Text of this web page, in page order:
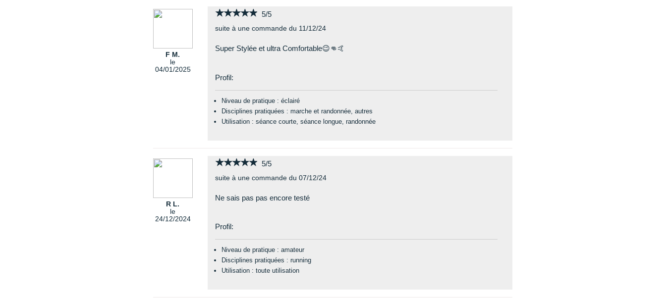
F M.
le
04/01/2025
★★★★★
★★★★★ 5/5
suite à une commande du 11/12/24
Super Stylée et ultra Comfortable😉👊🤙
Profil:
Niveau de pratique : éclairé
Disciplines pratiquées : marche et randonnée, autres
Utilisation : séance courte, séance longue, randonnée
R L.
le
24/12/2024
★★★★★
★★★★★ 5/5
suite à une commande du 07/12/24
Ne sais pas pas encore testé
Profil:
Niveau de pratique : amateur
Disciplines pratiquées : running
Utilisation : toute utilisation